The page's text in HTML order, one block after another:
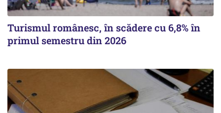
Turismul românesc, în scădere cu 6,8% în
primul semestru din 2026